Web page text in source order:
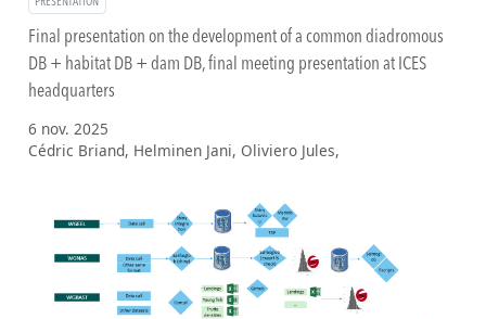
PRESENTATION
Final presentation on the development of a common diadromous
DB + habitat DB + dam DB, final meeting presentation at ICES
headquarters
6 nov. 2025
Cédric Briand, Helminen Jani, Oliviero Jules,